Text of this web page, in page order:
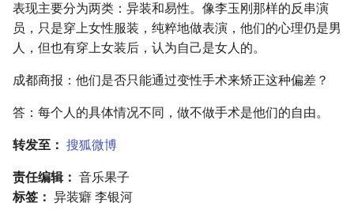
表现主要分为两类：异装和易性。像李玉刚那样的反串演
员，只是穿上女性服装，纯粹地做表演，他们的心理仍是男
人，但也有穿上女装后，认为自己是女人的。
成都商报：他们是否只能通过变性手术来矫正这种偏差？
答：每个人的具体情况不同，做不做手术是他们的自由。
转发至： 搜狐微博
责任编辑： 音乐果子
标签： 异装癖 李银河